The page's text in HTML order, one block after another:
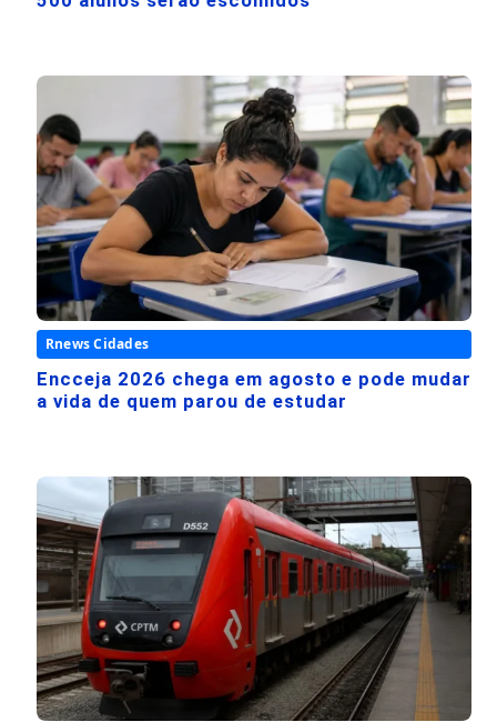
Rnews Cidades
Encceja 2026 chega em agosto e pode mudar
a vida de quem parou de estudar